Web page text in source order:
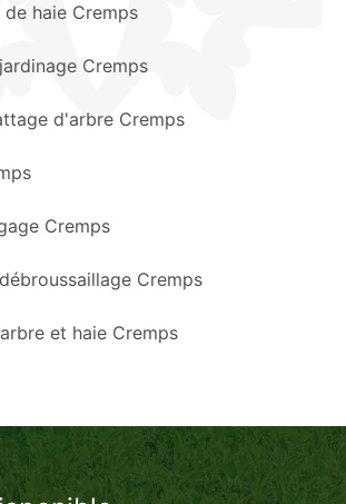
haie Cremps
Cremps
d'arbre Cremps
Cremps
Cremps
et haie Cremps